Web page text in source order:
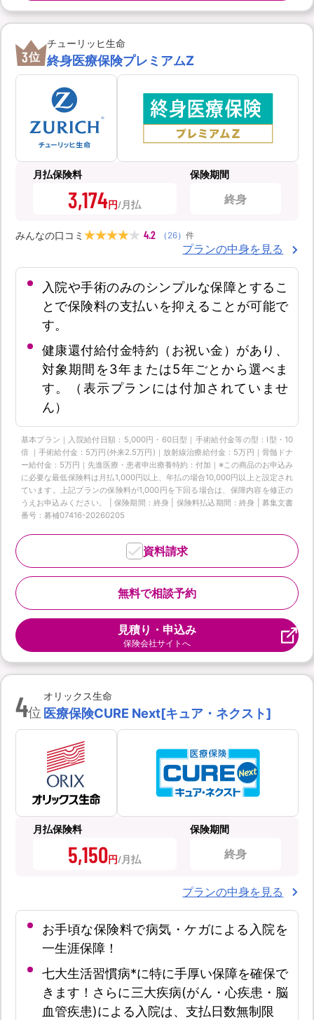
3位
チューリッヒ生命
終身医療保険プレミアムZ
月払保険料
3,174円
保険期間
終身
みんなの口コミ 4.2 （ 26） 件
プランの中身を見る
入院や手術のみのシンプルな保障とするこ
とで保険料の支払いを抑えることが可能で
す。
健康還付給付金特約（お祝い金）があり、
対象期間を3年または5年ごとから選べま
す。（表示プランには付加されていませ
ん）
基本プラン｜入院給付日額：5,000円・60日型｜手術給付金等の型：Ⅰ型・10
倍 ｜手術給付金：5万円(外来2.5万円)｜放射線治療給付金：5万円｜骨髄ドナ
ー給付金：5万円｜先進医療・患者申出療養特約：付加｜※この商品のお申込み
に必要な最低保険料は月払1,000円以上、年払の場合10,000円以上と設定され
ています。上記プランの保険料が1,000円を下回る場合は、保障内容を修正の
うえお申込みください。 | 保険期間：終身 | 保険料払込期間：終身 | 募集文書
番号：募補07416-20260205
無料で相談予約
資料請求
見積り・申込み
保険会社サイトへ
4位
オリックス生命
医療保険CURE Next[キュア・ネクスト]
月払保険料
5,150円
保険期間
終身
プランの中身を見る
お手頃な保険料で病気・ケガによる入院を
一生涯保障！
七大生活習慣病*に特に手厚い保障を確保で
きます！さらに三大疾病(がん・心疾患・脳
血管疾患)による入院は、支払日数無制限